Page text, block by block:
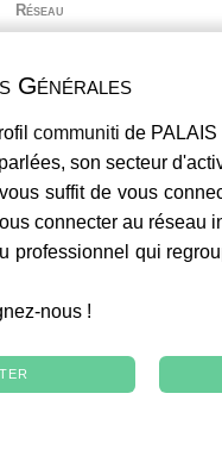
Réseau
Générales
communiti de
son secteur
suffit de vous
connecter au réseau
professionnel qui
nous !